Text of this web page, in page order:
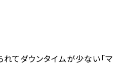
てダウンタイムが少ない「マ